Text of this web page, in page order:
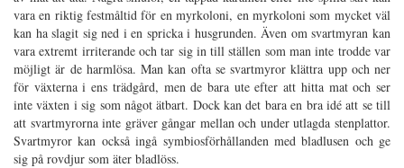
vara en riktig festmåltid för en myrkoloni, en myrkoloni som mycket väl
kan ha slagit sig ned i en spricka i husgrunden. Även om svartmyran kan
vara extremt irriterande och tar sig in till ställen som man inte trodde var
möjligt är de harmlösa. Man kan ofta se svartmyror klättra upp och ner
för växterna i ens trädgård, men de bara ute efter att hitta mat och ser
inte växten i sig som något ätbart. Dock kan det bara en bra idé att se till
att svartmyrorna inte gräver gångar mellan och under utlagda stenplattor.
Svartmyror kan också ingå symbiosförhållanden med bladlusen och ge
sig på rovdjur som äter bladlöss.